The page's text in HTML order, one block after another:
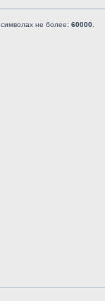
не более: 60000